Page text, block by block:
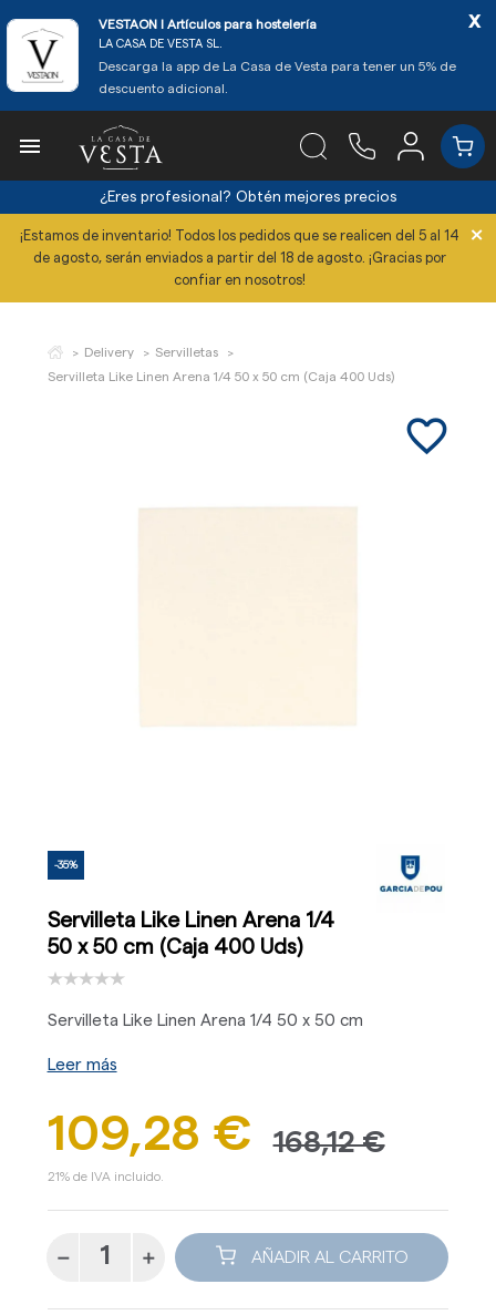
VESTAON l Artículos para hostelería
LA CASA DE VESTA SL.
Descarga la app de La Casa de Vesta para tener un 5% de
descuento adicional.
x

¿Eres profesional? Obtén mejores precios
¡Estamos de inventario! Todos los pedidos que se realicen del 5 al 14
de agosto, serán enviados a partir del 18 de agosto. ¡Gracias por
confiar en nosotros!
×
Delivery
Servilletas
Servilleta Like Linen Arena 1/4 50 x 50 cm (Caja 400 Uds)
favorite_border
-35%
Servilleta Like Linen Arena 1/4
50 x 50 cm (Caja 400 Uds)
Servilleta Like Linen Arena 1/4 50 x 50 cm
Leer más
109,28 € 168,12 €
21% de IVA incluido.
AÑADIR AL CARRITO